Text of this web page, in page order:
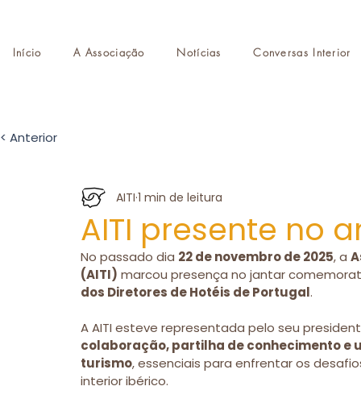
Início A Associação Notícias Conversas Interior
< Anterior
AITI presente no
AITI 1 min de leitura
No passado dia 22 de novembro de 2025, a
(AITI) marcou presença no jantar
dos Diretores de Hotéis de Portugal.
A AITI esteve representada pelo seu
colaboração, partilha de conhecimento e
turismo, essenciais para enfrentar os
interior ibérico.